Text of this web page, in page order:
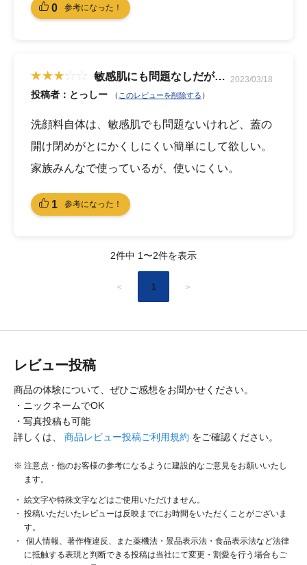
0 参考になった！
敏感肌にも問題なしだが… 2023/03/18
投稿者：とっしー （ このレビューを削除する ）
洗顔料自体は、敏感肌でも問題ないけれど、蓋の
開け閉めがとにかくしにくい簡単にして欲しい。
家族みんなで使っているが、使いにくい。
1 参考になった！
2件中 1〜2件を表示
＜ 1 ＞
レビュー投稿
商品の体験について、ぜひご感想をお聞かせください。
・ニックネームでOK
・写真投稿も可能
詳しくは、 商品レビュー投稿ご利用規約 をご確認ください。
注意点・他のお客様の参考になるように建設的なご意見をお願いいたし
ます。
絵文字や特殊文字などはご使用いただけません。
投稿いただいたレビューは反映までにお時間をいただくことがございま
す。
個人情報、著作権違反、また薬機法・景品表示法・食品表示法など法律
に抵触する表現と判断できる投稿は当社にて変更・割愛を行う場合もご